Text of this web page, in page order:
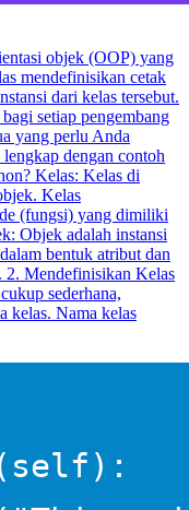
objek (OOP) yang
mendefinisikan cetak
dari kelas tersebut.
setiap pengembang
yang perlu Anda
dengan contoh
Kelas: Kelas di
Kelas
(fungsi) yang dimiliki
Objek adalah instansi
bentuk atribut dan
2. Mendefinisikan Kelas
sederhana,
kelas. Nama kelas